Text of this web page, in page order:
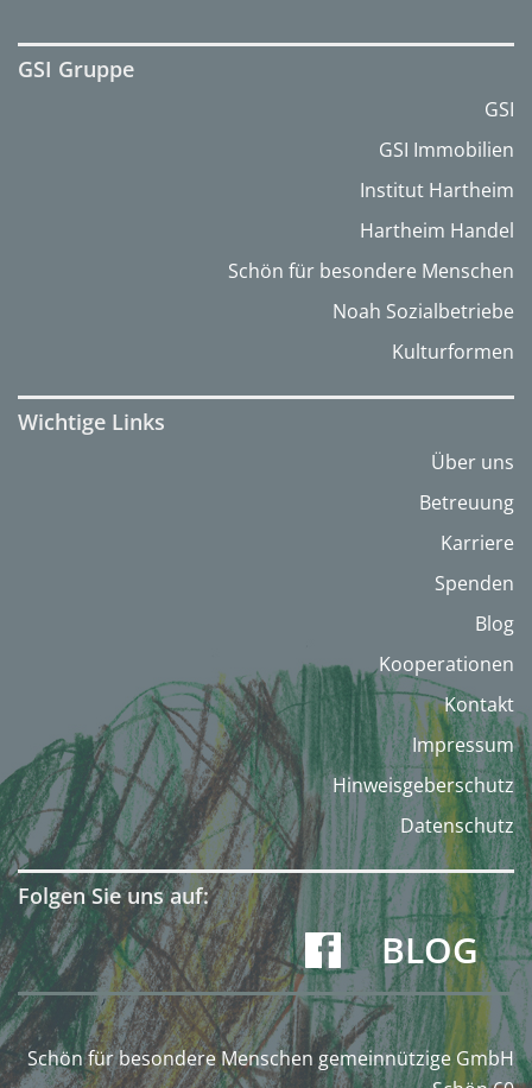
GSI Gruppe
GSI
GSI Immobilien
Institut Hartheim
Hartheim Handel
Schön für besondere Menschen
Noah Sozialbetriebe
Kulturformen
Wichtige Links
Über uns
Betreuung
Karriere
Spenden
Blog
Kooperationen
Kontakt
Impressum
Hinweisgeberschutz
Datenschutz
Folgen Sie uns auf:
BLOG
Schön für besondere Menschen gemeinnützige GmbH